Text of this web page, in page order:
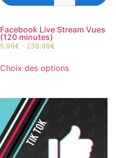
Facebook Live Stream Vues
(120 minutes)
5.99€ - 239.99€
Choix des options